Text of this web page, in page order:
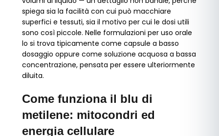
spiega sia la facilità con cui può macchiare
superfici e tessuti, sia il motivo per cui le dosi utili
sono così piccole. Nelle formulazioni per uso orale
lo si trova tipicamente come capsule a basso
dosaggio oppure come soluzione acquosa a bassa
concentrazione, pensata per essere ulteriormente
diluita.
Come funziona il blu di
metilene: mitocondri ed
energia cellulare